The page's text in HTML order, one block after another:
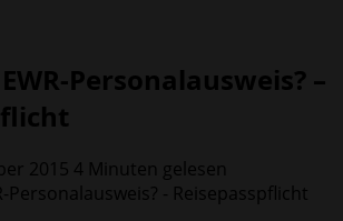
Personalausweis? –
2015 4 Minuten gelesen